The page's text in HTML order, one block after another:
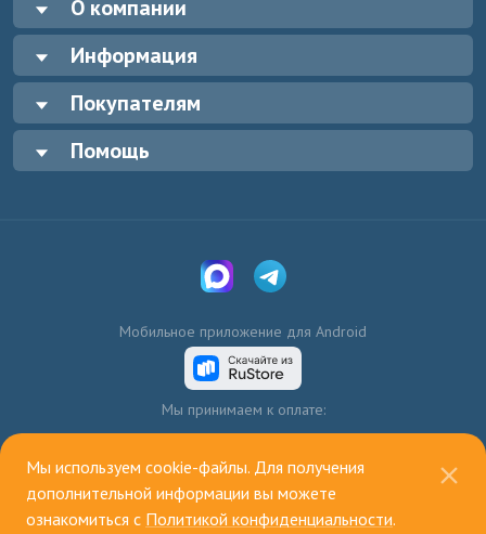
О компании
Информация
Покупателям
Помощь
Мобильное приложение для Android
Мы принимаем к оплате:
Мы используем cookie-файлы. Для получения
дополнительной информации вы можете
ознакомиться с Политикой конфиденциальности.